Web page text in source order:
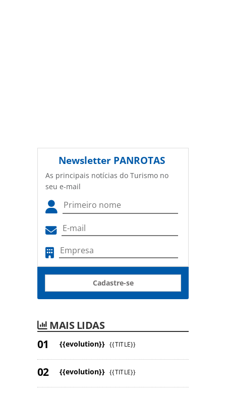
Newsletter PANROTAS
As principais notícias do Turismo no
seu e-mail
Cadastre-se
MAIS LIDAS
{{evolution}} {{TITLE}}
{{evolution}} {{TITLE}}